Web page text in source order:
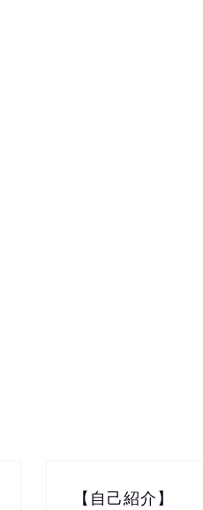
【自己紹介】